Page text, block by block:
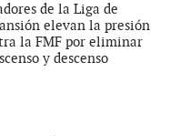
de la Liga de
elevan la presión
la FMF por eliminar
y descenso